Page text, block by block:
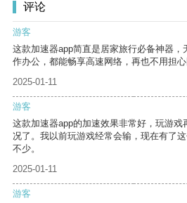
评论
游客
这款加速器app简直是居家旅行必备神器
作办公，都能畅享高速网络，再也不用担心
2025-01-11
游客
这款加速器app的加速效果非常好，玩游
况了。我以前玩游戏经常会输，现在有了
不少。
2025-01-11
游客